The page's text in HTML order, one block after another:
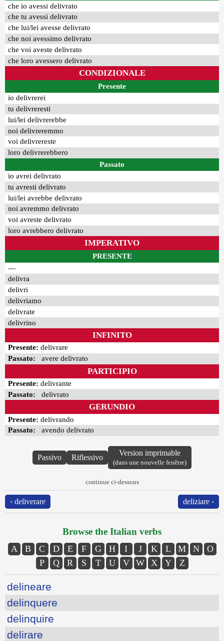
che io avessi delivrato
che tu avessi delivrato
che lui/lei avesse delivrato
che noi avessimo delivrato
che voi aveste delivrato
che loro avessero delivrato
CONDIZIONALE
Presente
io delivrerei
tu delivreresti
lui/lei delivrerebbe
noi delivreremmo
voi delivrereste
loro delivrerebbero
Passato
io avrei delivrato
tu avresti delivrato
lui/lei avrebbe delivrato
noi avremmo delivrato
voi avreste delivrato
loro avrebbero delivrato
IMPERATIVO
PRESENTE
—
delivra
delivri
delivriamo
delivrate
delivrino
INFINITO
Presente: delivrare
Passato: avere delivrato
PARTICIPIO
Presente: delivrante
Passato: delivrato
GERUNDIO
Presente: delivrando
Passato: avendo delivrato
Passivo Riflessivo
Version imprimable
(dans une nouvelle fenêtre)
continue ci-dessous
‹ deliverare deliziare ›
Browse the Italian verbs
A B C D E F G H I J K L M N
O
P
Q R S T U V W X Y Z
delineare
delinquere
delinquire
delirare